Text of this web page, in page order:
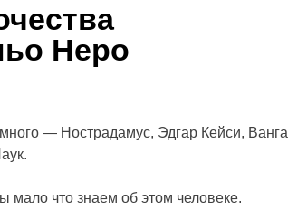
Неро
— Нострадамус, Эдгар Кейси, Ванга
мало что знаем об этом человеке.